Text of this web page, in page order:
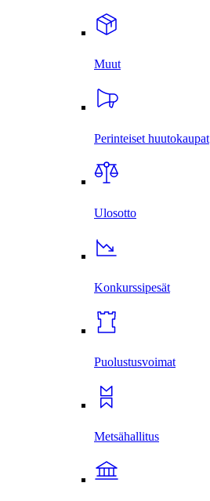
Muut
Perinteiset huutokaupat
Ulosotto
Konkurssi­pesät
Puolustus­voimat
Metsä­hallitus